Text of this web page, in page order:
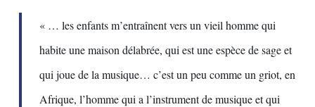
« … les enfants m’entraînent vers un vieil homme qui
habite une maison délabrée, qui est une espèce de sage et
qui joue de la musique… c’est un peu comme un griot, en
Afrique, l’homme qui a l’instrument de musique et qui